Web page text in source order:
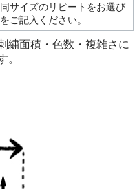
サイズのリピートをお選び
ご記入ください。
繍面積・色数・複雑さに
。